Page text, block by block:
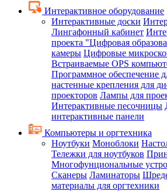
Интерактивное оборудование
Интерактивные доски
Лингафонный кабинет
проекта "Цифровая
камеры Цифровые
Встраиваемые OPS
Программное обеспечение
настенные крепления для
проекторов Лампы для
Интерактивные песочницы
интерактивные панели
Компьютеры и оргтехника
Ноутбуки Моноблоки
Тележки для ноутбуков
Многофунциональные
Сканеры Ламинаторы
материалы для оргтехники